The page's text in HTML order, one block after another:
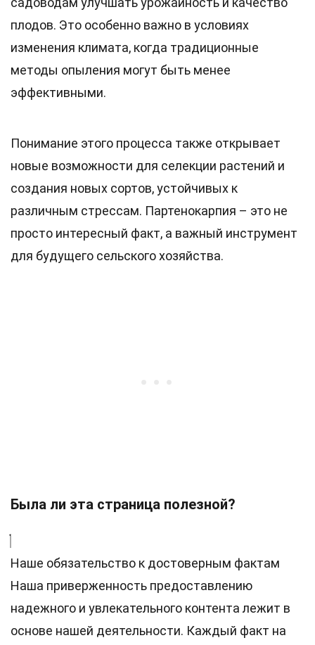
плодов. Это особенно важно в условиях
изменения климата, когда традиционные
методы опыления могут быть менее
эффективными.
Понимание этого процесса также открывает
новые возможности для селекции растений и
создания новых сортов, устойчивых к
различным стрессам. Партенокарпия – это не
просто интересный факт, а важный инструмент
для будущего сельского хозяйства.
Была ли эта страница полезной?
Наше обязательство к достоверным фактам
Наша приверженность предоставлению
надежного и увлекательного контента лежит в
основе нашей деятельности. Каждый факт на